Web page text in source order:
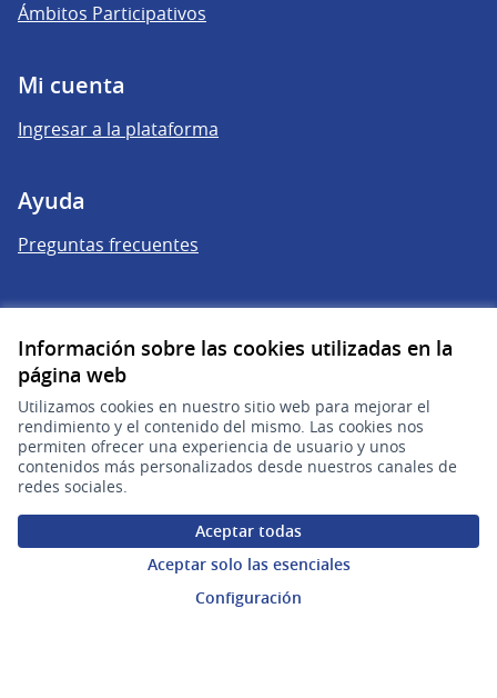
Información sobre las cookies utilizadas en la
página web
Utilizamos cookies en nuestro sitio web para mejorar el
rendimiento y el contenido del mismo. Las cookies nos
permiten ofrecer una experiencia de usuario y unos
contenidos más personalizados desde nuestros canales de
redes sociales.
Aceptar todas
Aceptar solo las esenciales
Configuración
Ámbitos Participativos
Mi cuenta
Ingresar a la plataforma
Ayuda
Preguntas frecuentes
Enlaces
Actividad
Encuentros
Descargar ficheros de datos abiertos